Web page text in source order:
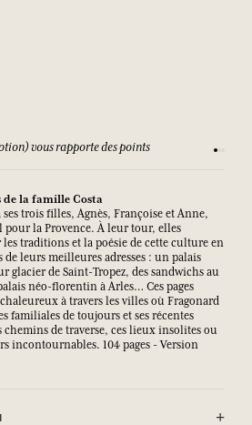
vous rapporte des points
de la famille Costa
trois filles, Agnès, Françoise et Anne,
la Provence. À leur tour, elles
traditions et la poésie de cette culture en
leurs meilleures adresses : un palais
glacier de Saint-Tropez, des sandwichs au
néo-florentin à Arles… Ces pages
à travers les villes où Fragonard
familiales de toujours et ses récentes
chemins de traverse, ces lieux insolites ou
incontournables. 104 pages - Version